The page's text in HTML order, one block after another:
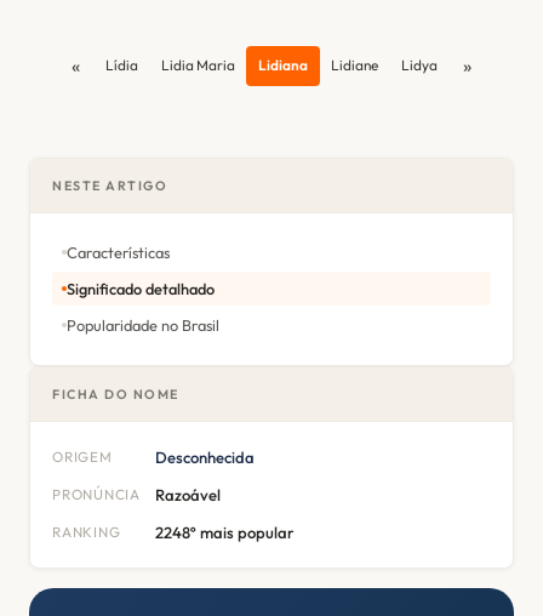
« Lídia Lidia Maria Lidiana Lidiane Lidya »
NESTE ARTIGO
Características
Significado detalhado
Popularidade no Brasil
FICHA DO NOME
ORIGEM Desconhecida
PRONÚNCIA Razoável
RANKING 2248º mais popular